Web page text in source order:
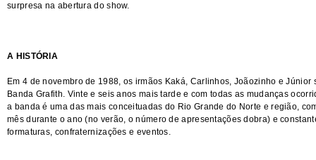
surpresa na abertura do show.
A HISTÓRIA
Em 4 de novembro de 1988, os irmãos Kaká, Carlinhos, Joãozinho e Júnior
Banda Grafith. Vinte e seis anos mais tarde e com todas as mudanças
a banda é uma das mais conceituadas do Rio Grande do Norte e região,
mês durante o ano (no verão, o número de apresentações dobra) e
formaturas, confraternizações e eventos.